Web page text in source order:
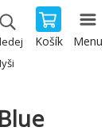
Košík Menu